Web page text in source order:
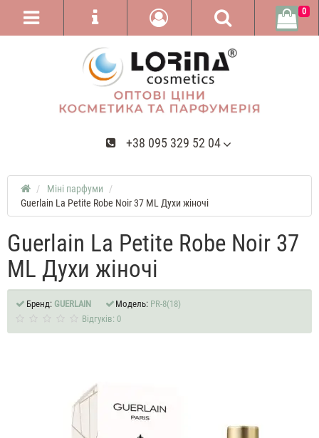
+38 095 329 52 04
0
Міні парфуми
Guerlain La Petite Robe Noir 37 ML Духи жіночі
Guerlain La Petite Robe Noir 37
ML Духи жіночі
Бренд: GUERLAIN Модель: PR-8(18)
Відгуків: 0